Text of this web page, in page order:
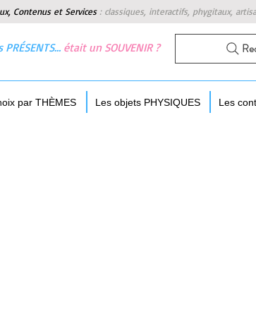
Contenus et Services : classiques, interactifs, phygitaux,
était un SOUVENIR ?
par THÈMES Les objets PHYSIQUES Les